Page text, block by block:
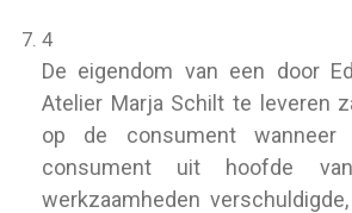
4
De eigendom van een door
Atelier Marja Schilt te leveren
op de consument
consument uit hoofde
werkzaamheden